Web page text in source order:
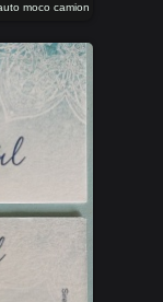
moco camion